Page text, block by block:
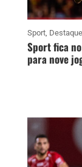
Sport, Destaque
Sport fica
para nove